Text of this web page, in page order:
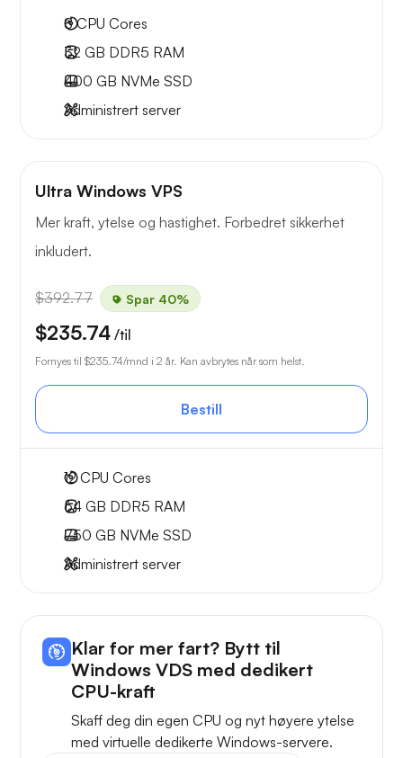
8CPU Cores
32 GB DDR5 RAM
400 GB NVMe SSD
Administrert server
Ultra Windows VPS
Mer kraft, ytelse og hastighet. Forbedret sikkerhet
inkludert.
$392.77 Spar 40%
$235.74 /til
Fornyes til $235.74/mnd i 2 år. Kan avbrytes når som helst.
Bestill
12CPU Cores
64 GB DDR5 RAM
750 GB NVMe SSD
Administrert server
Klar for mer fart? Bytt til
Windows VDS med dedikert
CPU-kraft
Skaff deg din egen CPU og nyt høyere ytelse
med virtuelle dedikerte Windows-servere.